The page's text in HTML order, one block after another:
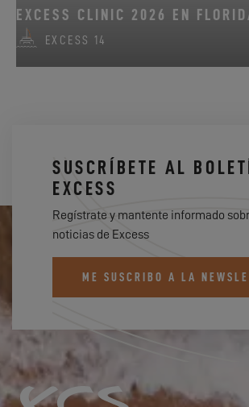
EXCESS CLINIC 2026 EN
EXCESS 14
SUSCRÍBETE AL
EXCESS
Regístrate y mantente informado
noticias de Excess
ME SUSCRIBO A LA